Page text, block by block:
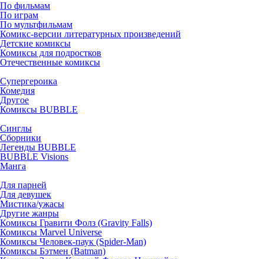
По фильмам
По играм
По мультфильмам
Комикс-версии литературных произведений
Детские комиксы
Комиксы для подростков
Отечественные комиксы
Супергероика
Комедия
Другое
Комиксы BUBBLE
Синглы
Сборники
Легенды BUBBLE
BUBBLE Visions
Манга
Для парней
Для девушек
Мистика/ужасы
Другие жанры
Комиксы Гравити Фолз (Gravity Falls)
Комиксы Marvel Universe
Комиксы Человек-паук (Spider-Man)
Комиксы Бэтмен (Batman)